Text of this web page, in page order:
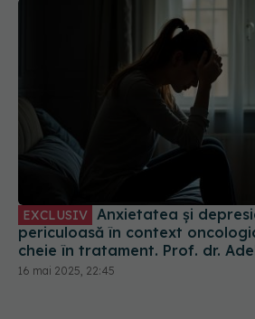
EXCLUSIV Anxietatea și depresia, combinație
periculoasă în context
cheie în tratament. Prof. dr.
Ciobanu: Greu de tratat
16 mai 2025, 22:45